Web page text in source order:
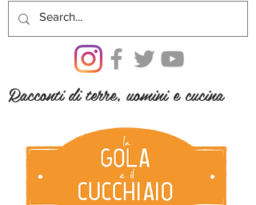
Racconti di terre, uomini e cucina